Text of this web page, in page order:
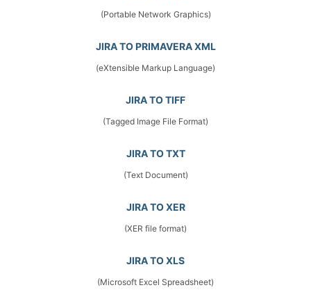
(Portable Network Graphics)
JIRA TO PRIMAVERA XML
(eXtensible Markup Language)
JIRA TO TIFF
(Tagged Image File Format)
JIRA TO TXT
(Text Document)
JIRA TO XER
(XER file format)
JIRA TO XLS
(Microsoft Excel Spreadsheet)